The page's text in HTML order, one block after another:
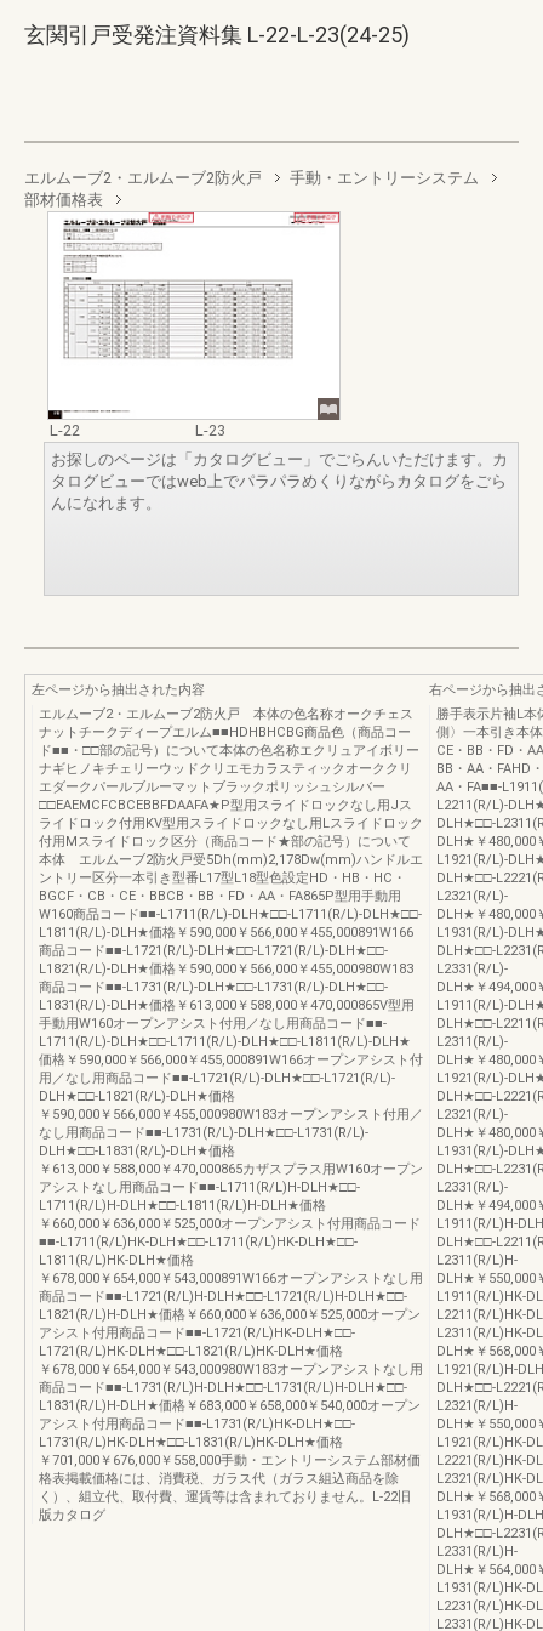
玄関引戸受発注資料集 L-22-L-23(24-25)
エルムーブ2・エルムーブ2防火戸
手動・エントリーシステム
部材価格表
L-22
L-23
お探しのページは「カタログビュー」でごらんいただけます。カ
タログビューではweb上でパラパラめくりながらカタログをごら
んになれます。
左ページから抽出された内容
エルムーブ2・エルムーブ2防火戸 本体の色名称オークチェス
ナットチークディープエルム■■HDHBHCBG商品色（商品コー
ド■■・□□部の記号）について本体の色名称エクリュアイボリー
ナギヒノキチェリーウッドクリエモカラスティックオーククリ
エダークパールブルーマットブラックポリッシュシルバー
□□EAEMCFCBCEBBFDAAFA★P型用スライドロックなし用Jス
ライドロック付用KV型用スライドロックなし用Lスライドロック
付用Mスライドロック区分（商品コード★部の記号）について
本体 エルムーブ2防火戸受5Dh(mm)2,178Dw(mm)ハンドルエ
ントリー区分一本引き型番L17型L18型色設定HD・HB・HC・
BGCF・CB・CE・BBCB・BB・FD・AA・FA865P型用手動用
W160商品コード■■-L1711(R/L)-DLH★□□-L1711(R/L)-DLH★□□-
L1811(R/L)-DLH★価格￥590,000￥566,000￥455,000891W166
商品コード■■-L1721(R/L)-DLH★□□-L1721(R/L)-DLH★□□-
L1821(R/L)-DLH★価格￥590,000￥566,000￥455,000980W183
商品コード■■-L1731(R/L)-DLH★□□-L1731(R/L)-DLH★□□-
L1831(R/L)-DLH★価格￥613,000￥588,000￥470,000865V型用
手動用W160オープンアシスト付用／なし用商品コード■■-
L1711(R/L)-DLH★□□-L1711(R/L)-DLH★□□-L1811(R/L)-DLH★
価格￥590,000￥566,000￥455,000891W166オープンアシスト付
用／なし用商品コード■■-L1721(R/L)-DLH★□□-L1721(R/L)-
DLH★□□-L1821(R/L)-DLH★価格
￥590,000￥566,000￥455,000980W183オープンアシスト付用／
なし用商品コード■■-L1731(R/L)-DLH★□□-L1731(R/L)-
DLH★□□-L1831(R/L)-DLH★価格
￥613,000￥588,000￥470,000865カザスプラス用W160オープン
アシストなし用商品コード■■-L1711(R/L)H-DLH★□□-
L1711(R/L)H-DLH★□□-L1811(R/L)H-DLH★価格
￥660,000￥636,000￥525,000オープンアシスト付用商品コード
■■-L1711(R/L)HK-DLH★□□-L1711(R/L)HK-DLH★□□-
L1811(R/L)HK-DLH★価格
￥678,000￥654,000￥543,000891W166オープンアシストなし用
商品コード■■-L1721(R/L)H-DLH★□□-L1721(R/L)H-DLH★□□-
L1821(R/L)H-DLH★価格￥660,000￥636,000￥525,000オープン
アシスト付用商品コード■■-L1721(R/L)HK-DLH★□□-
L1721(R/L)HK-DLH★□□-L1821(R/L)HK-DLH★価格
￥678,000￥654,000￥543,000980W183オープンアシストなし用
商品コード■■-L1731(R/L)H-DLH★□□-L1731(R/L)H-DLH★□□-
L1831(R/L)H-DLH★価格￥683,000￥658,000￥540,000オープン
アシスト付用商品コード■■-L1731(R/L)HK-DLH★□□-
L1731(R/L)HK-DLH★□□-L1831(R/L)HK-DLH★価格
￥701,000￥676,000￥558,000手動・エントリーシステム部材価
格表掲載価格には、消費税、ガラス代（ガラス組込商品を除
く）、組立代、取付費、運賃等は含まれておりません。L-22旧
版カタログ
右ページから抽出
勝手表示片袖L
側〉一本引き本
CE・BB・FD・
BB・AA・FAHD
AA・FA■■-
L2211(R/L)-
DLH★□□-
DLH★￥480,000
L1921(R/L)-
DLH★□□-
L2321(R/L)-
DLH★￥480,000
L1931(R/L)-
DLH★□□-
L2331(R/L)-
DLH★￥494,000
L1911(R/L)-
DLH★□□-
L2311(R/L)-
DLH★￥480,000
L1921(R/L)-
DLH★□□-
L2321(R/L)-
DLH★￥480,000
L1931(R/L)-
DLH★□□-
L2331(R/L)-
DLH★￥494,000
L1911(R/L)H-
DLH★□□-
L2311(R/L)H-
DLH★￥550,000
L1911(R/L)HK-
L2211(R/L)HK-
L2311(R/L)HK-
DLH★￥568,000
L1921(R/L)H-
DLH★□□-
L2321(R/L)H-
DLH★￥550,000
L1921(R/L)HK-
L2221(R/L)HK-
L2321(R/L)HK-
DLH★￥568,000
L1931(R/L)H-
DLH★□□-
L2331(R/L)H-
DLH★￥564,000
L1931(R/L)HK-
L2231(R/L)HK-
L2331(R/L)HK-